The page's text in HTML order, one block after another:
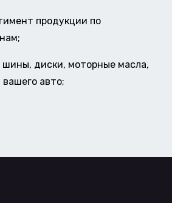
продукции по
шины, диски, моторные масла,
авто;